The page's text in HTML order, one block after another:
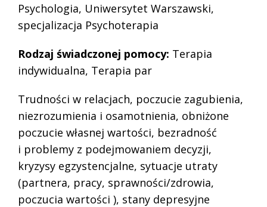
Psychologia, Uniwersytet Warszawski,
specjalizacja Psychoterapia
Rodzaj świadczonej pomocy: Terapia
indywidualna, Terapia par
Trudności w relacjach, poczucie zagubienia,
niezrozumienia i osamotnienia, obniżone
poczucie własnej wartości, bezradność
i problemy z podejmowaniem decyzji,
kryzysy egzystencjalne, sytuacje utraty
(partnera, pracy, sprawności/zdrowia,
poczucia wartości ), stany depresyjne